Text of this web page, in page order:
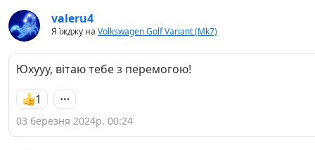
valeru4
Я їжджу на Volkswagen Golf Variant (Mk7)
Юхууу, вітаю тебе з перемогою!
1
03 березня 2024р. 00:24